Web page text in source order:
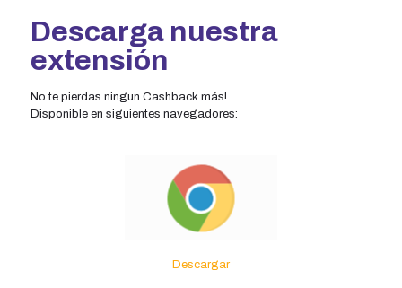
Descarga nuestra
extensión
No te pierdas ningun Cashback más!
Disponible en siguientes navegadores:
Descargar